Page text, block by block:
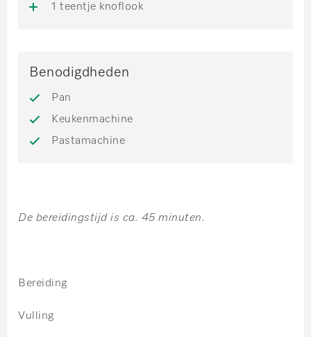
1 teentje knoflook
Benodigdheden
Pan
Keukenmachine
Pastamachine
De bereidingstijd is ca. 45 minuten.
Bereiding
Vulling